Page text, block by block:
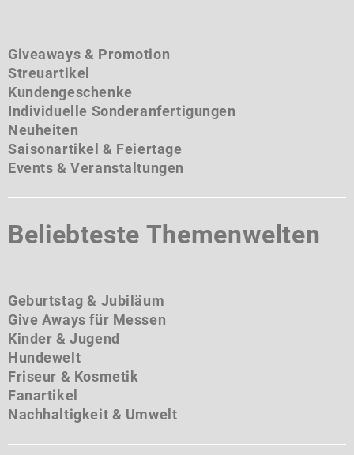
Giveaways & Promotion
Streuartikel
Kundengeschenke
Individuelle Sonderanfertigungen
Neuheiten
Saisonartikel & Feiertage
Events & Veranstaltungen
Beliebteste Themenwelten
Geburtstag & Jubiläum
Give Aways für Messen
Kinder & Jugend
Hundewelt
Friseur & Kosmetik
Fanartikel
Nachhaltigkeit & Umwelt